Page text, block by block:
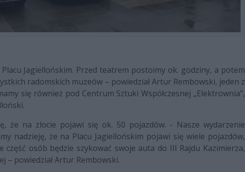
Jagiellońskim. Przed teatrem postoimy ok. godziny, a potem
radomskich muzeów – powiedział Artur Rembowski, jeden z
się również pod Centrum Sztuki Współczesnej „Elektrownia”,
że na zlocie pojawi się ok. 50 pojazdów. - Nasze wydarzenie
nadzieję, że na Placu Jagiellońskim pojawi się wiele pojazdów,
część osób będzie szykować swoje auta do III Rajdu Kazimierza,
– powiedział Artur Rembowski.